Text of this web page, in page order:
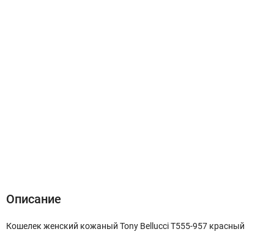
Описание
Кошелек женский кожаный Tony Bellucci T555-957 красный